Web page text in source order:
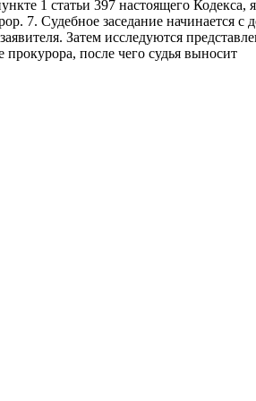
1 статьи 397 настоящего Кодекса,
7. Судебное заседание начинается с
Затем исследуются
после чего судья выносит